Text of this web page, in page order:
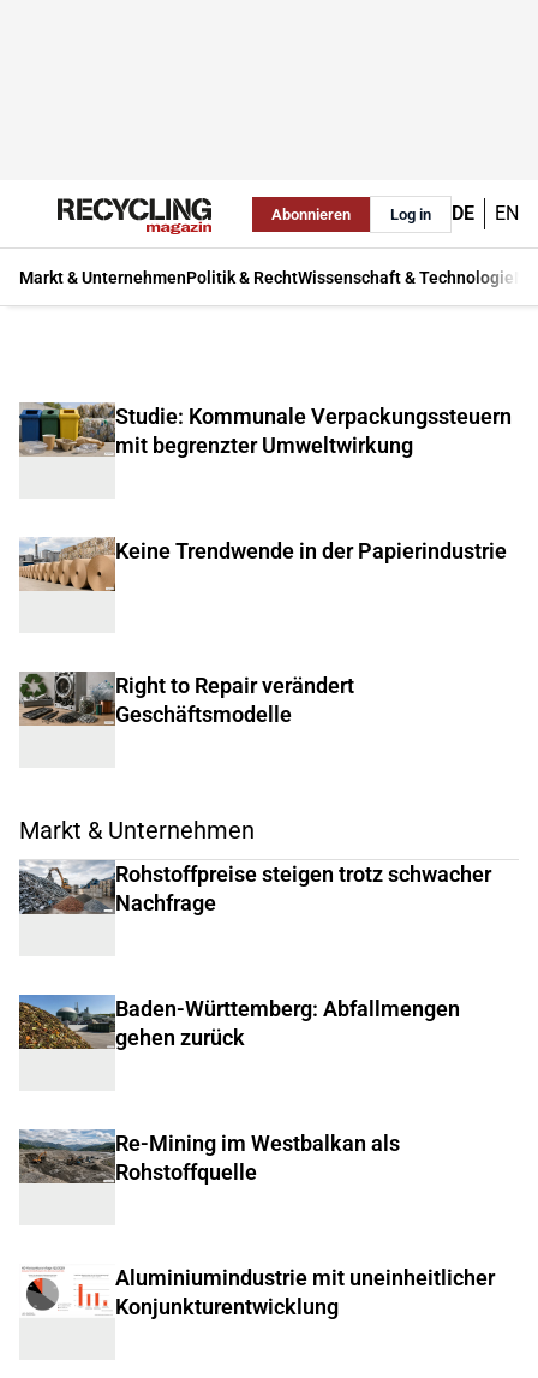
Abonnieren Log in DE EN
Markt & UnternehmenPolitik & RechtWissenschaft & Technologie
Studie: Kommunale Verpackungssteuern
mit begrenzter Umweltwirkung
Keine Trendwende in der Papierindustrie
Right to Repair verändert
Geschäftsmodelle
Markt & Unternehmen
Rohstoffpreise steigen trotz schwacher
Nachfrage
Baden-Württemberg: Abfallmengen
gehen zurück
Re-Mining im Westbalkan als
Rohstoffquelle
Aluminiumindustrie mit uneinheitlicher
Konjunkturentwicklung